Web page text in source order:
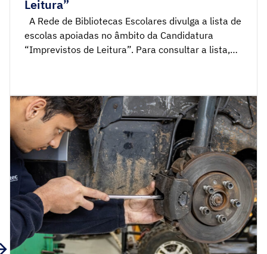
Leitura”
A Rede de Bibliotecas Escolares divulga a lista de
escolas apoiadas no âmbito da Candidatura
“Imprevistos de Leitura”. Para consultar a lista,